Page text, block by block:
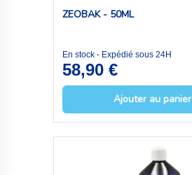
ZEOBAK - 50ML
En stock - Expédié sous 24H
58,90 €
Ajouter au panier